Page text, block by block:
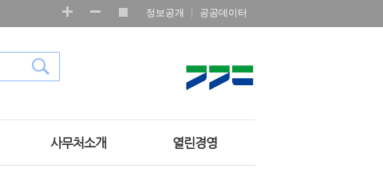
정보공개 공공데이터
사무처소개 열린경영